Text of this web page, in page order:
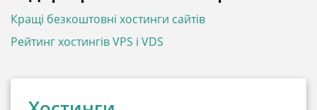
Кращі безкоштовні хостинги сайтів
Рейтинг хостингів VPS і VDS